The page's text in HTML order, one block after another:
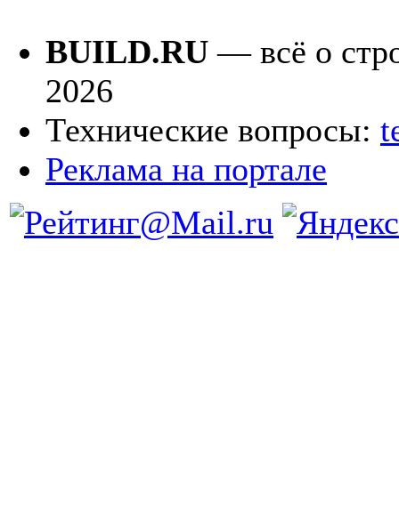
BUILD.RU — всё о
2026
Технические вопросы:
Реклама на портале